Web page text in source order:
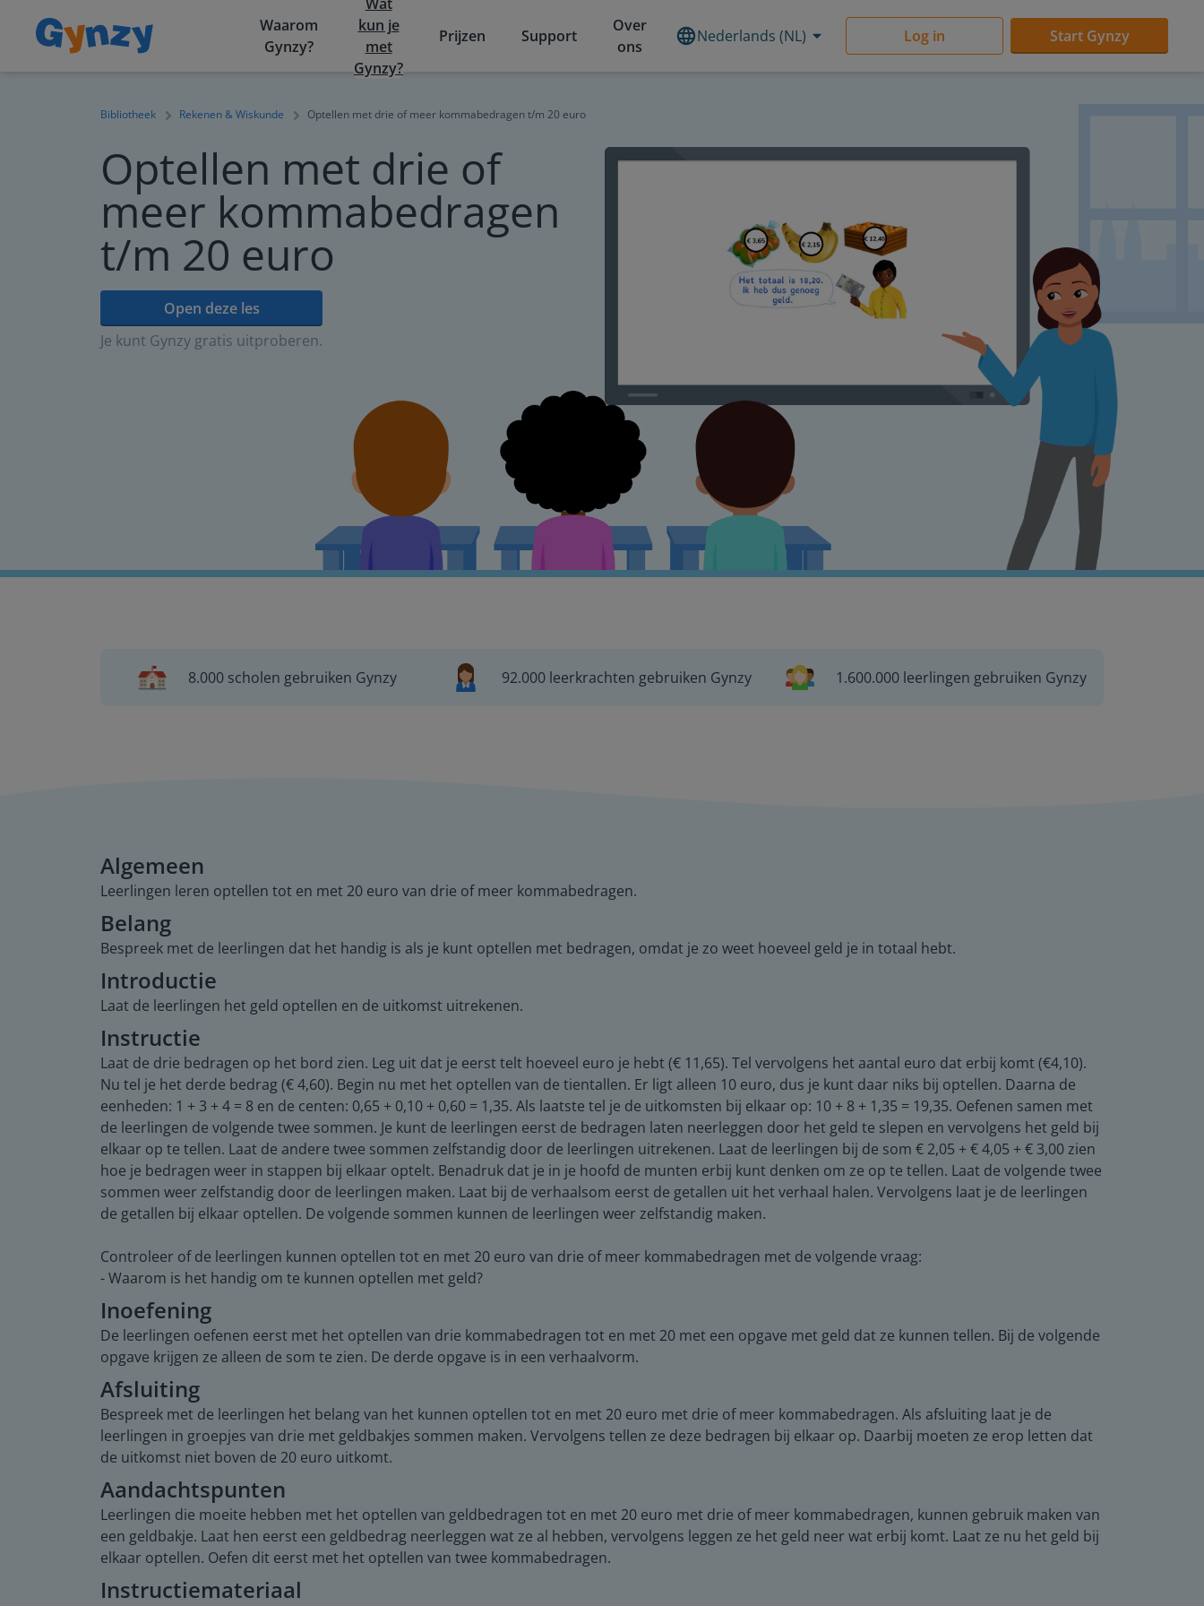
Waarom
Gynzy?
kun je
met
Gynzy?
Prijzen Support
Over
ons
Nederlands (NL) Log in Start Gynzy
Bibliotheek Rekenen & Wiskunde Optellen met drie of meer kommabedragen t/m 20 euro
Optellen met drie of
meer kommabedragen
t/m 20 euro
Open deze les
Je kunt Gynzy gratis uitproberen.
8.000 scholen gebruiken Gynzy 92.000 leerkrachten gebruiken Gynzy 1.600.000 leerlingen gebruiken Gynzy
Algemeen
Leerlingen leren optellen tot en met 20 euro van drie of meer kommabedragen.
Belang
Bespreek met de leerlingen dat het handig is als je kunt optellen met bedragen, omdat je zo weet hoeveel geld je in totaal hebt.
Introductie
Laat de leerlingen het geld optellen en de uitkomst uitrekenen.
Instructie
Laat de drie bedragen op het bord zien. Leg uit dat je eerst telt hoeveel euro je hebt (€ 11,65). Tel vervolgens het aantal euro dat erbij komt (€4,10).
Nu tel je het derde bedrag (€ 4,60). Begin nu met het optellen van de tientallen. Er ligt alleen 10 euro, dus je kunt daar niks bij optellen. Daarna de
eenheden: 1 + 3 + 4 = 8 en de centen: 0,65 + 0,10 + 0,60 = 1,35. Als laatste tel je de uitkomsten bij elkaar op: 10 + 8 + 1,35 = 19,35. Oefenen samen met
de leerlingen de volgende twee sommen. Je kunt de leerlingen eerst de bedragen laten neerleggen door het geld te slepen en vervolgens het geld bij
elkaar op te tellen. Laat de andere twee sommen zelfstandig door de leerlingen uitrekenen. Laat de leerlingen bij de som € 2,05 + € 4,05 + € 3,00 zien
hoe je bedragen weer in stappen bij elkaar optelt. Benadruk dat je in je hoofd de munten erbij kunt denken om ze op te tellen. Laat de volgende twee
sommen weer zelfstandig door de leerlingen maken. Laat bij de verhaalsom eerst de getallen uit het verhaal halen. Vervolgens laat je de leerlingen
de getallen bij elkaar optellen. De volgende sommen kunnen de leerlingen weer zelfstandig maken.
Controleer of de leerlingen kunnen optellen tot en met 20 euro van drie of meer kommabedragen met de volgende vraag:
- Waarom is het handig om te kunnen optellen met geld?
Inoefening
De leerlingen oefenen eerst met het optellen van drie kommabedragen tot en met 20 met een opgave met geld dat ze kunnen tellen. Bij de volgende
opgave krijgen ze alleen de som te zien. De derde opgave is in een verhaalvorm.
Afsluiting
Bespreek met de leerlingen het belang van het kunnen optellen tot en met 20 euro met drie of meer kommabedragen. Als afsluiting laat je de
leerlingen in groepjes van drie met geldbakjes sommen maken. Vervolgens tellen ze deze bedragen bij elkaar op. Daarbij moeten ze erop letten dat
de uitkomst niet boven de 20 euro uitkomt.
Aandachtspunten
Leerlingen die moeite hebben met het optellen van geldbedragen tot en met 20 euro met drie of meer kommabedragen, kunnen gebruik maken van
een geldbakje. Laat hen eerst een geldbedrag neerleggen wat ze al hebben, vervolgens leggen ze het geld neer wat erbij komt. Laat ze nu het geld bij
elkaar optellen. Oefen dit eerst met het optellen van twee kommabedragen.
Instructiemateriaal